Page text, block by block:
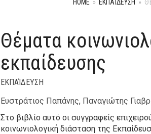
HOME » ΕΚΠΑΊΔΕΥΣΗ »
Θέματα
εκπαίδευσης
ΕΚΠΑΊΔΕΥΣΗ
Ευστράτιος Παπάνης, Παναγιώτης
Στο βιβλίο αυτό οι συγγραφείς
κοινωνιολογική διάσταση της